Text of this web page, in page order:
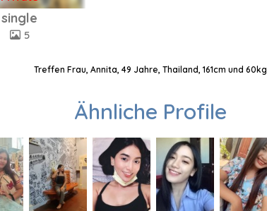
single
5
Treffen Frau, Annita, 49 Jahre, Thailand, 161cm und 60kg
Ähnliche Profile